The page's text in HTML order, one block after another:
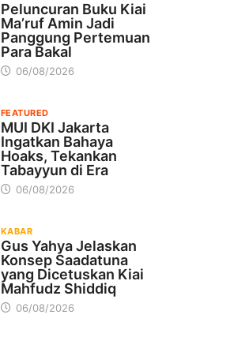
Peluncuran Buku Kiai
Ma’ruf Amin Jadi
Panggung Pertemuan
Para Bakal
06/08/2026
FEATURED
MUI DKI Jakarta
Ingatkan Bahaya
Hoaks, Tekankan
Tabayyun di Era
06/08/2026
KABAR
Gus Yahya Jelaskan
Konsep Saadatuna
yang Dicetuskan Kiai
Mahfudz Shiddiq
06/08/2026